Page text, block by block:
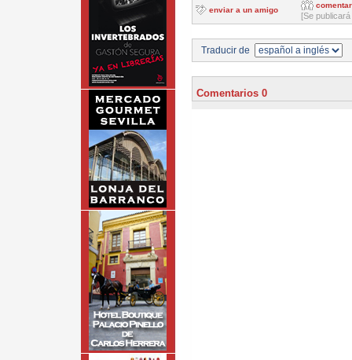
enviar a un amigo
comentar
[Se
Traducir de
Comentarios 0